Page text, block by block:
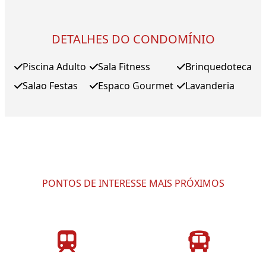
DETALHES DO CONDOMÍNIO
Piscina Adulto
Salao Festas
Sala Fitness
Espaco Gourmet
Brinquedoteca
Lavanderia
PONTOS DE INTERESSE MAIS PRÓXIMOS